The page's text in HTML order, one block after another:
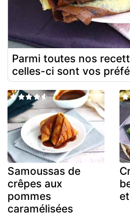
Parmi toutes nos
celles-ci sont vos
Samoussas de
crêpes aux
pommes
caramélisées